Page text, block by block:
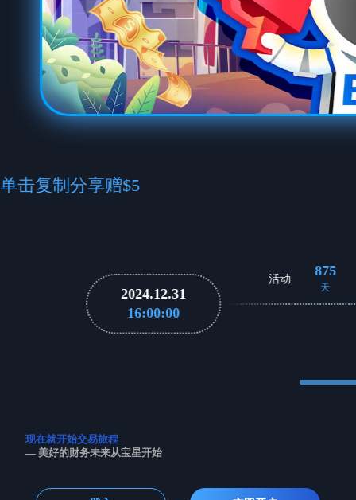
单击复制分享赠$5
2024.12.31
16:00:00
活动 875
天
现在就开始交易旅程
— 美好的财务未来从宝星开始